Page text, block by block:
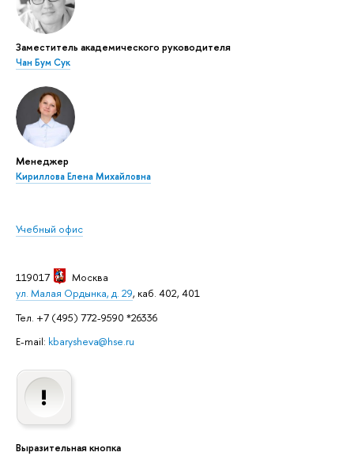
Заместитель академического руководителя
Чан Бум Сук
Менеджер
Кириллова Елена Михайловна
Учебный офис
119017
Москва
ул. Малая Ордынка, д. 29, каб. 402, 401
Тел. +7 (495) 772-9590 *26336
E-mail: kbarysheva@hse.ru
Выразительная кнопка